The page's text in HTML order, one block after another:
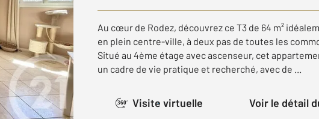
Au cœur de Rodez, découvrez ce T3 de 64 m²
en plein centre-ville, à deux pas de toutes les
Situé au 4ème étage avec ascenseur, cet
un cadre de vie pratique et recherché, avec de ...
360° Visite virtuelle Voir le détail